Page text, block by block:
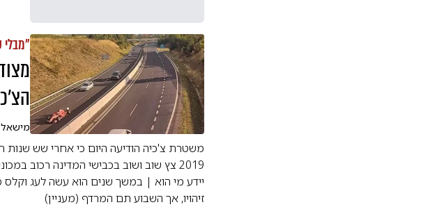
"מבלי
מישאל
משטרת צ'כיה הודיעה היום כי אחרי שש
2019 צץ שוב ושוב בכבישי המדינה רכוב
יידע מי הוא | במשך שנים הוא עשה לעג
זיהויו, אך השבוע תם המרדף (מעניין)